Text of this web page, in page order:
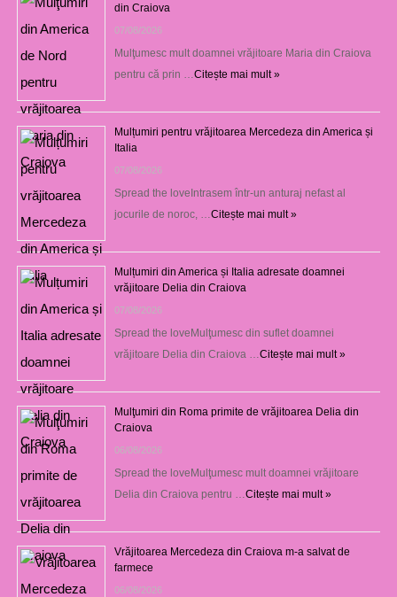
din Craiova
07/08/2026
Mulţumesc mult doamnei vrăjitoare Maria din Craiova
pentru că prin …Citește mai mult »
Mulțumiri pentru vrăjitoarea Mercedeza din America și
Italia
07/08/2026
Spread the loveIntrasem într-un anturaj nefast al
jocurile de noroc, …Citește mai mult »
Mulțumiri din America și Italia adresate doamnei
vrăjitoare Delia din Craiova
07/08/2026
Spread the loveMulţumesc din suflet doamnei
vrăjitoare Delia din Craiova …Citește mai mult »
Mulţumiri din Roma primite de vrăjitoarea Delia din
Craiova
06/08/2026
Spread the loveMulţumesc mult doamnei vrăjitoare
Delia din Craiova pentru …Citește mai mult »
Vrăjitoarea Mercedeza din Craiova m-a salvat de
farmece
06/08/2026